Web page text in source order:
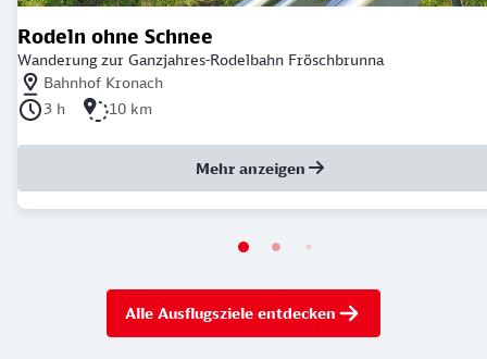
Rodeln ohne Schnee
Wanderung zur Ganzjahres-Rodelbahn Fröschbrunna
Nächstgelegener Bahnhof: Bahnhof Kronach
Bahnhof Kronach
Dauer der Tour: 3 Stunden
3 h Länge der Tour: 10 Kilometer
10 km
Mehr anzeigen
Alle Ausflugsziele entdecken